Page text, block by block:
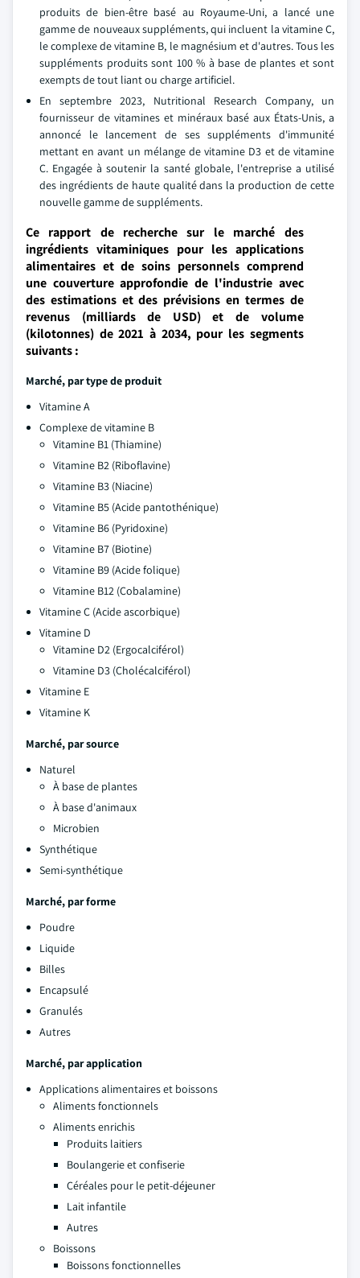
produits de bien-être basé au Royaume-Uni, a lancé une
gamme de nouveaux suppléments, qui incluent la vitamine C,
le complexe de vitamine B, le magnésium et d'autres. Tous les
suppléments produits sont 100 % à base de plantes et sont
exempts de tout liant ou charge artificiel.
En septembre 2023, Nutritional Research Company, un
fournisseur de vitamines et minéraux basé aux États-Unis, a
annoncé le lancement de ses suppléments d'immunité
mettant en avant un mélange de vitamine D3 et de vitamine
C. Engagée à soutenir la santé globale, l'entreprise a utilisé
des ingrédients de haute qualité dans la production de cette
nouvelle gamme de suppléments.
Ce rapport de recherche sur le marché des
ingrédients vitaminiques pour les applications
alimentaires et de soins personnels comprend
une couverture approfondie de l'industrie avec
des estimations et des prévisions en termes de
revenus (milliards de USD) et de volume
(kilotonnes) de 2021 à 2034, pour les segments
suivants :
Marché, par type de produit
Vitamine A
Complexe de vitamine B
Vitamine B1 (Thiamine)
Vitamine B2 (Riboflavine)
Vitamine B3 (Niacine)
Vitamine B5 (Acide pantothénique)
Vitamine B6 (Pyridoxine)
Vitamine B7 (Biotine)
Vitamine B9 (Acide folique)
Vitamine B12 (Cobalamine)
Vitamine C (Acide ascorbique)
Vitamine D
Vitamine D2 (Ergocalciférol)
Vitamine D3 (Cholécalciférol)
Vitamine E
Vitamine K
Marché, par source
Naturel
À base de plantes
À base d'animaux
Microbien
Synthétique
Semi-synthétique
Marché, par forme
Poudre
Liquide
Billes
Encapsulé
Granulés
Autres
Marché, par application
Applications alimentaires et boissons
Aliments fonctionnels
Aliments enrichis
Produits laitiers
Boulangerie et confiserie
Céréales pour le petit-déjeuner
Lait infantile
Autres
Boissons
Boissons fonctionnelles